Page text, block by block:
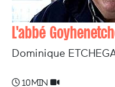
L'abbé
Dominique
10 min